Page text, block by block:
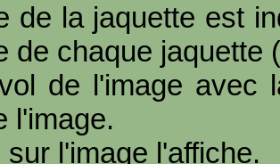
de la jaquette est
de chaque jaquette (
de l'image avec
l'image.
sur l'image l'affiche.